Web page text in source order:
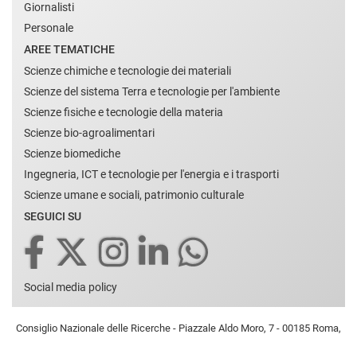
Giornalisti
Personale
AREE TEMATICHE
Scienze chimiche e tecnologie dei materiali
Scienze del sistema Terra e tecnologie per l'ambiente
Scienze fisiche e tecnologie della materia
Scienze bio-agroalimentari
Scienze biomediche
Ingegneria, ICT e tecnologie per l'energia e i trasporti
Scienze umane e sociali, patrimonio culturale
SEGUICI SU
Social media policy
Consiglio Nazionale delle Ricerche - Piazzale Aldo Moro, 7 - 00185 Roma,